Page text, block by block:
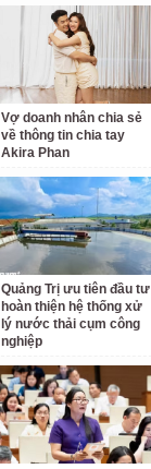
Vợ doanh nhân chia sẻ
về thông tin chia tay
Akira Phan
Quảng Trị ưu tiên đầu tư
hoàn thiện hệ thống xử
lý nước thải cụm công
nghiệp